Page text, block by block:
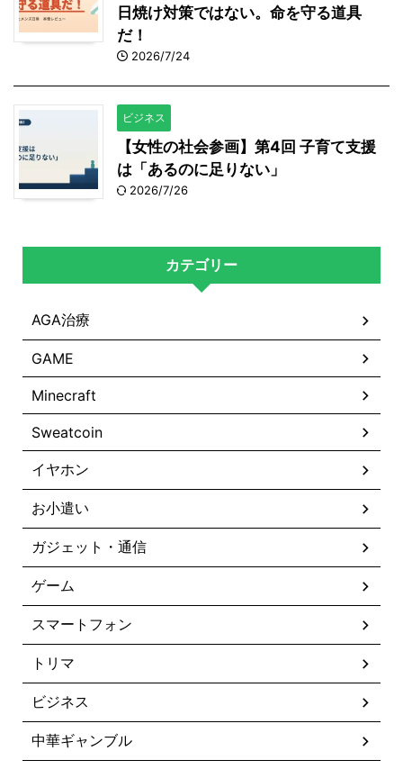
日焼け対策ではない。命を守る道具
だ！
2026/7/24
ビジネス
【女性の社会参画】第4回 子育て支援
は「あるのに足りない」
2026/7/26
カテゴリー
AGA治療
GAME
Minecraft
Sweatcoin
イヤホン
お小遣い
ガジェット・通信
ゲーム
スマートフォン
トリマ
ビジネス
中華ギャンブル